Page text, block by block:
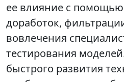
ее влияние с
доработок,
вовлечения
тестирования
быстрого развития